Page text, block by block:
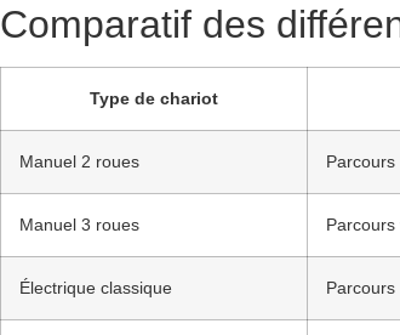
Comparatif des
Type de chariot
Manuel 2 roues
Manuel 3 roues Parcours
Électrique classique